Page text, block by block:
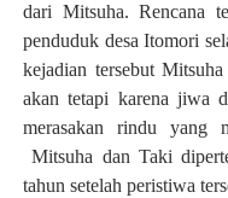
dari Mitsuha. Rencana
penduduk desa Itomori
kejadian tersebut
akan tetapi karena jiwa
merasakan rindu yang
Mitsuha dan Taki
tahun setelah peristiwa